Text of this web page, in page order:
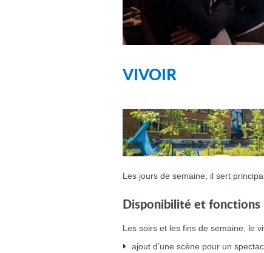
VIVOIR
Les jours de semaine, il sert
Disponibilité et fonctions
Les soirs et les fins de semaine, le
ajout d’une scène pour un